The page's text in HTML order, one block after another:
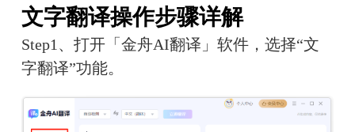
文字翻译操作步骤详解
Step1、打开「金舟AI翻译」软件，选择“文
字翻译”功能。